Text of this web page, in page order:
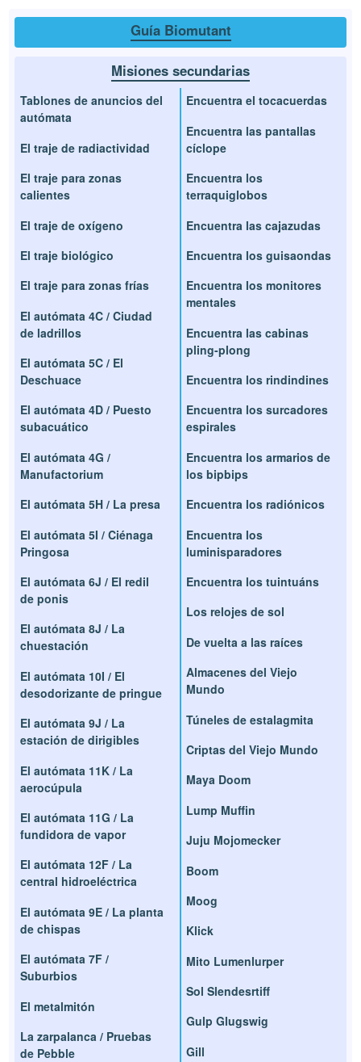
Guía Biomutant
Misiones secundarias
Tablones de anuncios del
autómata
El traje de radiactividad
El traje para zonas
calientes
El traje de oxígeno
El traje biológico
El traje para zonas frías
El autómata 4C / Ciudad
de ladrillos
El autómata 5C / El
Deschuace
El autómata 4D / Puesto
subacuático
El autómata 4G /
Manufactorium
El autómata 5H / La presa
El autómata 5I / Ciénaga
Pringosa
El autómata 6J / El redil
de ponis
El autómata 8J / La
chuestación
El autómata 10I / El
desodorizante de pringue
El autómata 9J / La
estación de dirigibles
El autómata 11K / La
aerocúpula
El autómata 11G / La
fundidora de vapor
El autómata 12F / La
central hidroeléctrica
El autómata 9E / La planta
de chispas
El autómata 7F /
Suburbios
El metalmitón
La zarpalanca / Pruebas
de Pebble
Encuentra el tocacuerdas
Encuentra las pantallas
cíclope
Encuentra los
terraquiglobos
Encuentra las cajazudas
Encuentra los guisaondas
Encuentra los monitores
mentales
Encuentra las cabinas
pling-plong
Encuentra los rindindines
Encuentra los surcadores
espirales
Encuentra los armarios de
los bipbips
Encuentra los radiónicos
Encuentra los
luminisparadores
Encuentra los tuintuáns
Los relojes de sol
De vuelta a las raíces
Almacenes del Viejo
Mundo
Túneles de estalagmita
Criptas del Viejo Mundo
Maya Doom
Lump Muffin
Juju Mojomecker
Boom
Moog
Klick
Mito Lumenlurper
Sol Slendesrtiff
Gulp Glugswig
Gill